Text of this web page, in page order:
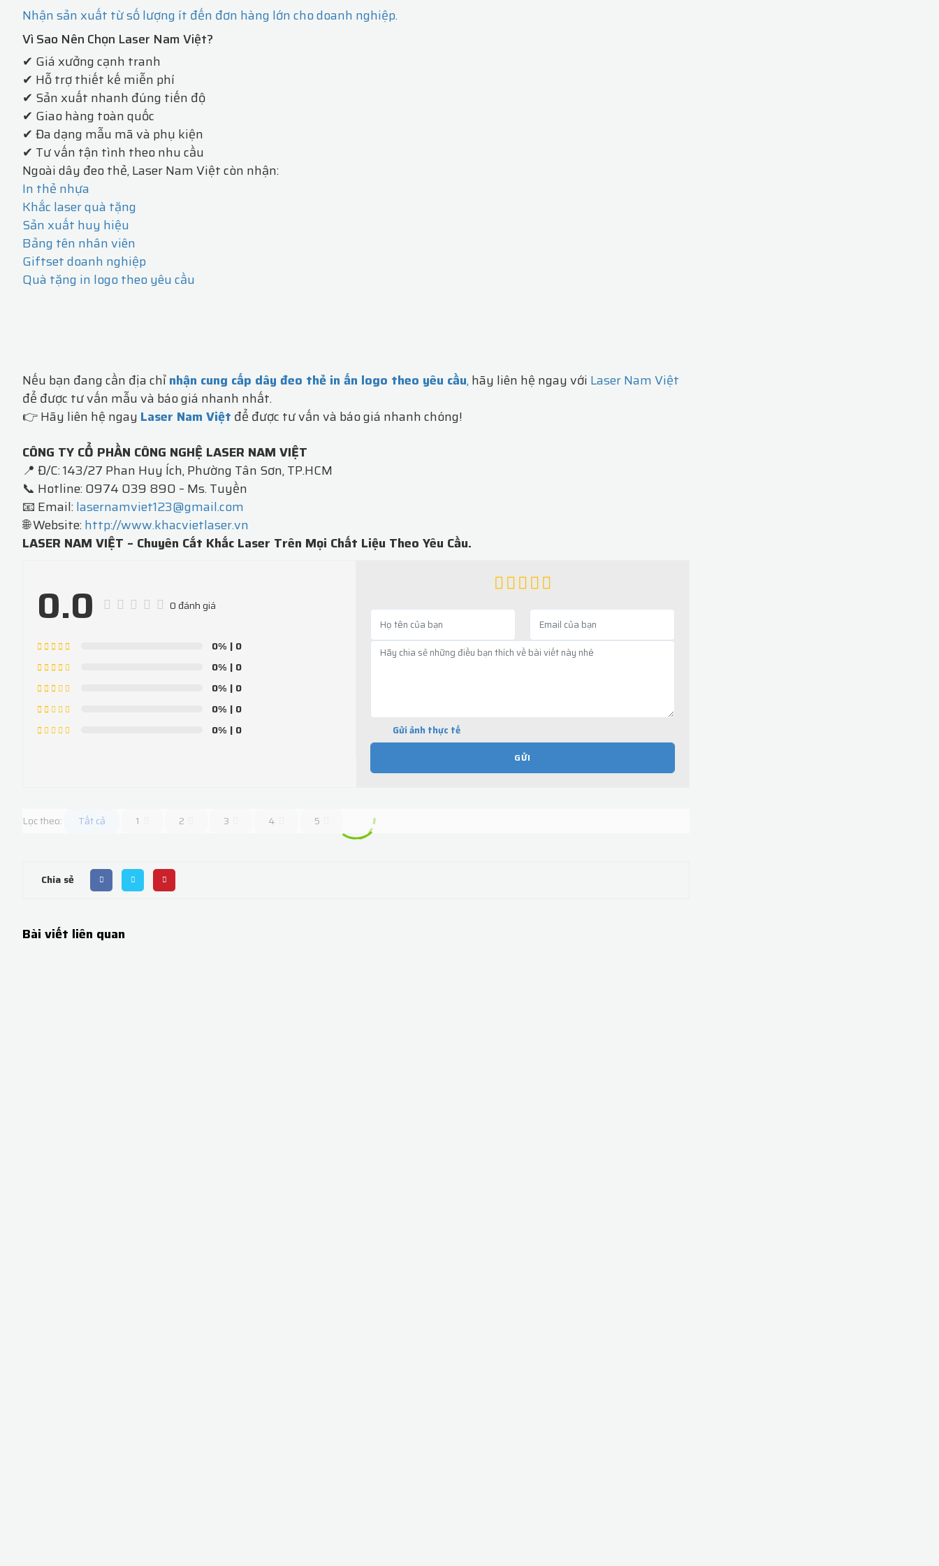
Nhận sản xuất từ số lượng ít đến đơn hàng lớn cho doanh nghiệp.
Vì Sao Nên Chọn Laser Nam Việt?
✔ Giá xưởng cạnh tranh
✔ Hỗ trợ thiết kế miễn phí
✔ Sản xuất nhanh đúng tiến độ
✔ Giao hàng toàn quốc
✔ Đa dạng mẫu mã và phụ kiện
✔ Tư vấn tận tình theo nhu cầu
Ngoài dây đeo thẻ, Laser Nam Việt còn nhận:
In thẻ nhựa
Khắc laser quà tặng
Sản xuất huy hiệu
Bảng tên nhân viên
Giftset doanh nghiệp
Quà tặng in logo theo yêu cầu
Nếu bạn đang cần địa chỉnhận cung cấp dây đeo thẻ in ấn logo theo yêu cầu,hãy liên hệ ngay với Laser Nam Việt
để được tư vấn mẫu và báo giá nhanh nhất.
👉 Hãy liên hệ ngay Laser Nam Việt để được tư vấn và báo giá nhanh chóng!
CÔNG TY CỔ PHẦN CÔNG NGHỆ LASER NAM VIỆT
📍 Đ/C: 143/27 Phan Huy Ích, Phường Tân Sơn, TP.HCM
📞 Hotline: 0974 039 890 – Ms. Tuyền
📧 Email:lasernamviet123@gmail.com
🌐 Website:http://www.khacvietlaser.vn
LASER NAM VIỆT – Chuyên Cắt Khắc Laser Trên Mọi Chất Liệu Theo Yêu Cầu.
0.0 0 đánh giá
0% | 0
0% | 0
0% | 0
0% | 0
0% | 0 Gửi ảnh thực tế
GỬI
Lọc theo: Tất cả 1 2 3 4 5
Chia sẻ
Bài viết liên quan